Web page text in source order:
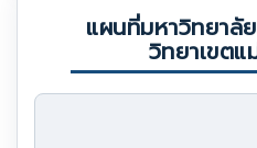
แผนที่มหาวิทยาลั
วิทยาเขต